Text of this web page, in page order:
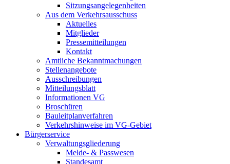
Sitzungsangelegenheiten
Aus dem Verkehrsausschuss
Aktuelles
Mitglieder
Pressemitteilungen
Kontakt
Amtliche Bekanntmachungen
Stellenangebote
Ausschreibungen
Mitteilungsblatt
Informationen VG
Broschüren
Bauleitplanverfahren
Verkehrshinweise im VG-Gebiet
Bürgerservice
Verwaltungsgliederung
Melde- & Passwesen
Standesamt